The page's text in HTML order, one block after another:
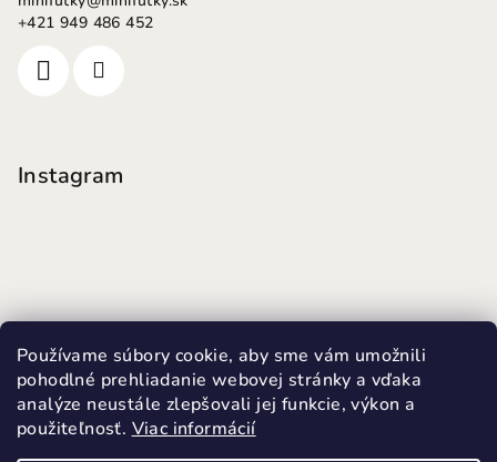
Používame súbory cookie, aby sme vám umožnili
pohodlné prehliadanie webovej stránky a vďaka
analýze neustále zlepšovali jej funkcie, výkon a
použiteľnosť. Viac informácií
+421 949 486 452
Instagram